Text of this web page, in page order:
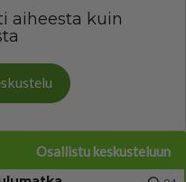
aiheesta kuin
Osallistu keskusteluun